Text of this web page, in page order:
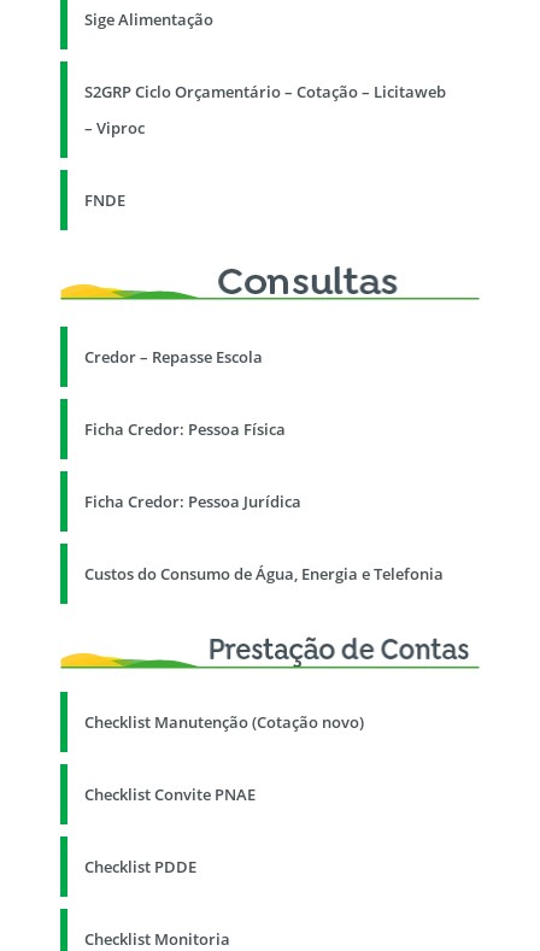
Sige Alimentação
S2GRP Ciclo Orçamentário – Cotação – Licitaweb
– Viproc
FNDE
Credor – Repasse Escola
Ficha Credor: Pessoa Física
Ficha Credor: Pessoa Jurídica
Custos do Consumo de Água, Energia e Telefonia
Checklist Manutenção (Cotação novo)
Checklist Convite PNAE
Checklist PDDE
Checklist Monitoria